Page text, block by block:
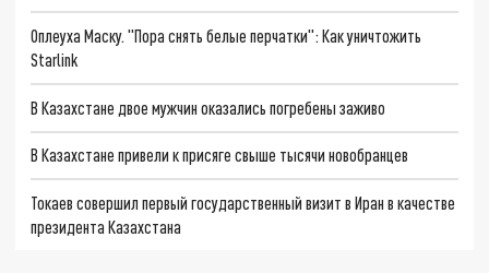
Оплеуха Маску. "Пора снять белые перчатки": Как уничтожить
Starlink
В Казахстане двое мужчин оказались погребены заживо
В Казахстане привели к присяге свыше тысячи новобранцев
Токаев совершил первый государственный визит в Иран в качестве
президента Казахстана